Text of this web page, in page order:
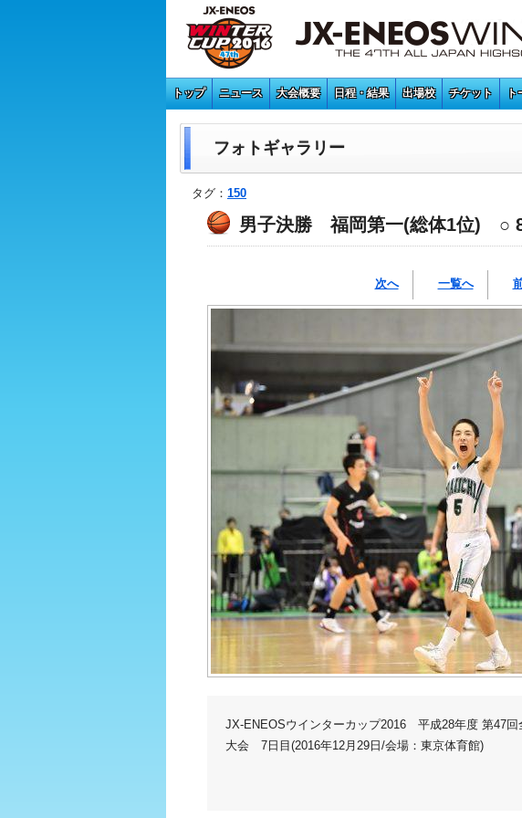
トップ ニュース 大会概要 日程・結果 出場校 チケット ト
フォトギャラリー
タグ： 150
男子決勝 福岡第一(総体1位) ○
次へ 一覧へ
JX-ENEOSウインターカップ2016 平成28年度 第47
大会 7日目(2016年12月29日/会場：東京体育館)